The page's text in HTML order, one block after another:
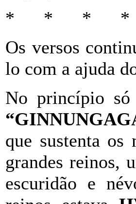
* * *
Os versos
lo com a ajuda
No princípio só
que sustenta os
grandes reinos,
escuridão e